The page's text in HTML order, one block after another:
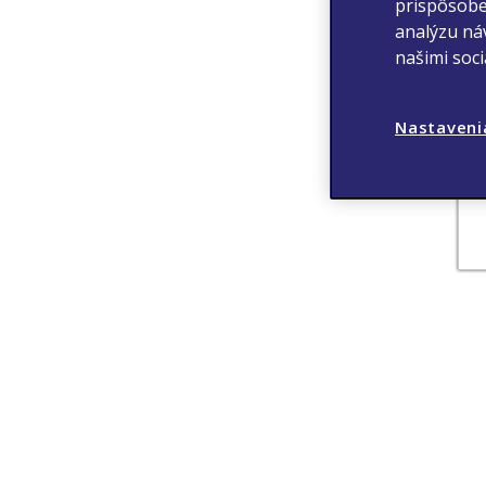
analýzu
našimi